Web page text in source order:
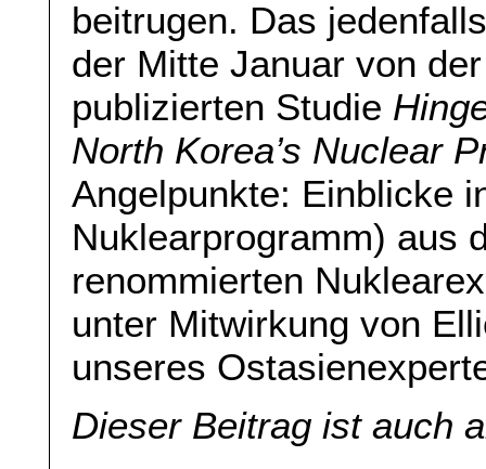
beitrugen. Das
der Mitte Januar von
publizierten Studie
North Korea’s Nuclear
Angelpunkte: Einblicke
Nuklearprogramm) aus
renommierten
unter Mitwirkung von
unseres
Dieser Beitrag ist auch